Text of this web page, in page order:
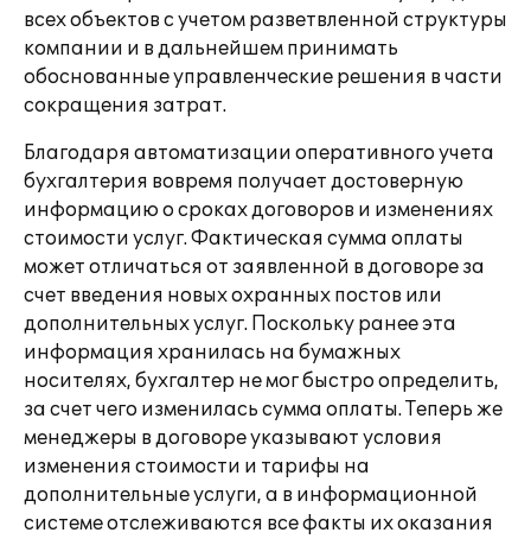
всех объектов с учетом разветвленной структуры
компании и в дальнейшем принимать
обоснованные управленческие решения в части
сокращения затрат.
Благодаря автоматизации оперативного учета
бухгалтерия вовремя получает достоверную
информацию о сроках договоров и изменениях
стоимости услуг. Фактическая сумма оплаты
может отличаться от заявленной в договоре за
счет введения новых охранных постов или
дополнительных услуг. Поскольку ранее эта
информация хранилась на бумажных
носителях, бухгалтер не мог быстро определить,
за счет чего изменилась сумма оплаты. Теперь же
менеджеры в договоре указывают условия
изменения стоимости и тарифы на
дополнительные услуги, а в информационной
системе отслеживаются все факты их оказания